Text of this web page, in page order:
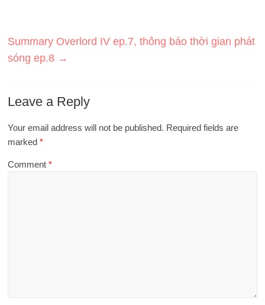
Summary Overlord IV ep.7, thông báo thời gian phát
sóng ep.8 →
Leave a Reply
Your email address will not be published. Required fields are
marked*
Comment*